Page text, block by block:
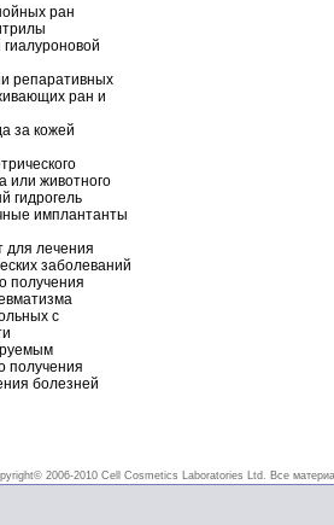
ран
репаративных
ран и
за кожей
или животного
гидрогель
имплантанты
для лечения
заболеваний
получения
с
получения
болезней
2006-2010 Cell Cosmetics Laboratories Ltd. Все